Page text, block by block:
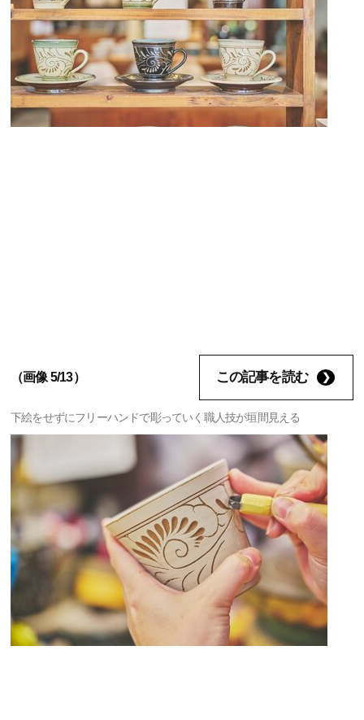
（画像 5/13） この記事を読む
下絵をせずにフリーハンドで彫っていく職人技が垣間見える